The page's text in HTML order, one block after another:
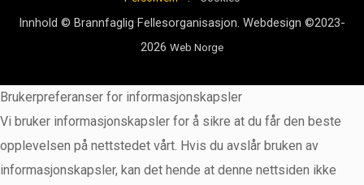
Innhold © Brannfaglig Fellesorganisasjon. Webdesign ©2023-
2026 Web Norge
Brukerpreferanser for informasjonskapsler
Vi bruker informasjonskapsler for å sikre at du får den beste
opplevelsen på nettstedet vårt. Hvis du avslår bruken av
informasjonskapsler, kan det hende at denne nettsiden ikke